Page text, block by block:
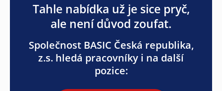
Tahle nabídka už je sice pryč,
ale není důvod zoufat.
Společnost BASIC Česká republika,
z.s. hledá pracovníky i na další
pozice: